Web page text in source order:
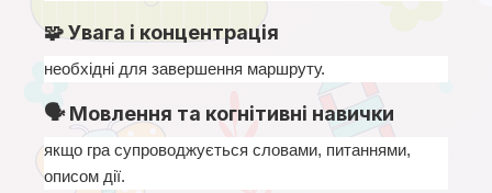
🧩 Увага і концентрація
необхідні для завершення маршруту.
🗣 Мовлення та когнітивні навички
якщо гра супроводжується словами, питаннями,
описом дії.